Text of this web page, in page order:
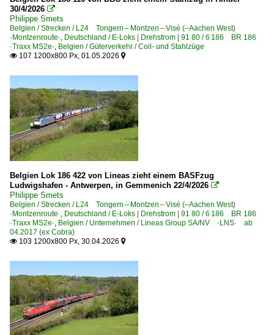
Dieselloks | bis 100 km/h | 98 80
0 275 BR 275 ·MaK G 1206 BB·
6 145 BR 145 ·Traxx AC·
6 145 BR 145 ·Traxx AC· Private
6 152 BR 152 ·ES 64 F·
6 152 BR 152 ·ES 64 F· Werbeloks
6 182 BR 182 ·ES 64 U2· Private
6 185 BR 185 ·Traxx AC1/2·
6 185 BR 185 ·Traxx AC1/2· Lokportaits
6 185 BR 185 ·Traxx AC1/2· Private
6 185 BR 185 ·Traxx AC1/2· Werbeloks
6 186 BR 186 ·Traxx MS2e·
6 193 ¦ 7 193 BR 193 ·Vectron AC/MS· 'X4 E' Private
6 193 BR 193 ·Vectron AC/MS·
E-Loks | konventionell
30/4/2026 
Philippe Smets
Belgien / Strecken / L24 Tongern – Montzen – Visé (–Aachen West)
·Montzenroute·, Deutschland / E-Loks | Drehstrom | 91 80 / 6 186 BR 186
·Traxx MS2e·, Belgien / Güterverkehr / Coil- und Stahlzüge
 107 1200x800 Px, 01.05.2026 
Belgien Lok 186 422 von Lineas zieht einem BASFzug
Ludwigshafen - Antwerpen, in Gemmenich 22/4/2026 
Philippe Smets
Belgien / Strecken / L24 Tongern – Montzen – Visé (–Aachen West)
·Montzenroute·, Deutschland / E-Loks | Drehstrom | 91 80 / 6 186 BR 186
·Traxx MS2e·, Belgien / Unternehmen / Lineas Group SA/NV ·LNS· ab
04.2017 (ex Cobra)
 103 1200x800 Px, 30.04.2026 